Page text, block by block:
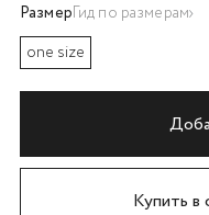
РазмерГид по размерам
one size
Купить в